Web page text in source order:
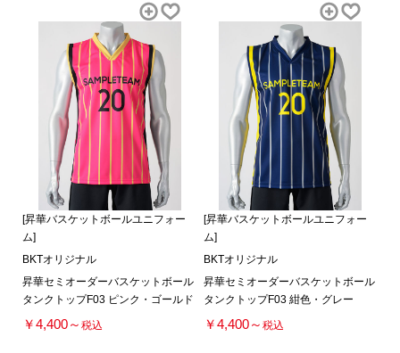
[昇華バスケットボールユニフォー
ム]
BKTオリジナル
昇華セミオーダーバスケットボール
タンクトップF03 ピンク・ゴールド
￥4,400～税込
[昇華バスケットボールユニフォー
ム]
BKTオリジナル
昇華セミオーダーバスケットボール
タンクトップF03 紺色・グレー
￥4,400～ 税込